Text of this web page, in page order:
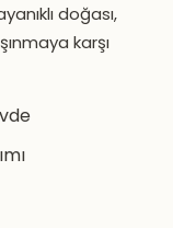
doğası,
karşı